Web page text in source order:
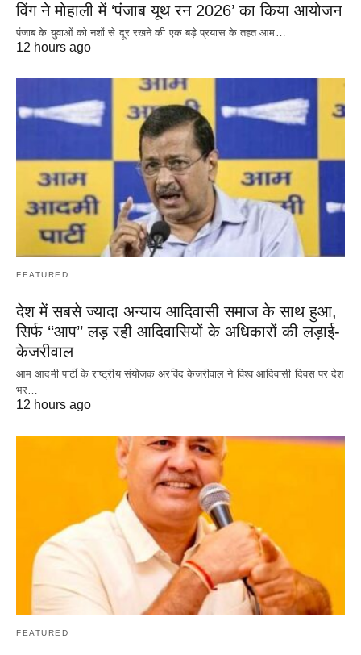
विंग ने मोहाली में ‘पंजाब यूथ रन 2026’ का किया आयोजन
पंजाब के युवाओं को नशों से दूर रखने की एक बड़े प्रयास के तहत आम…
12 hours ago
FEATURED
देश में सबसे ज्यादा अन्याय आदिवासी समाज के साथ हुआ,
सिर्फ ‘‘आप’’ लड़ रही आदिवासियों के अधिकारों की लड़ाई-
केजरीवाल
आम आदमी पार्टी के राष्ट्रीय संयोजक अरविंद केजरीवाल ने विश्व आदिवासी दिवस पर देश
भर…
12 hours ago
FEATURED